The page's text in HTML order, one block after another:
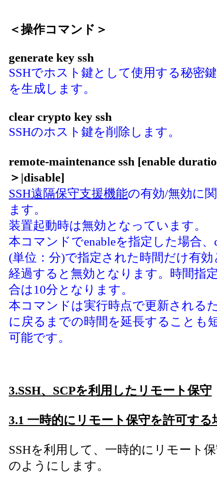
＜操作コマンド＞
generate key ssh
SSHでホスト鍵として使用する秘密
を生成します。
clear crypto key ssh
SSHのホスト鍵を削除します。
remote-maintenance ssh [enable
＞|disable]
SSH遠隔保守支援機能の有効/無効に
ます。
装置起動時は無効となっています。
本コマンドでenableを指定した場合、
(単位：分)で指定された時間だけ有
経過すると無効となります。時間指
合は10分となります。
本コマンドは実行時点で更新される
に戻るまでの時間を延長することも
可能です。
3.SSH、SCPを利用したリモート保守
3.1 一時的にリモート保守を許可する
SSHを利用して、一時的にリモート
のようにします。